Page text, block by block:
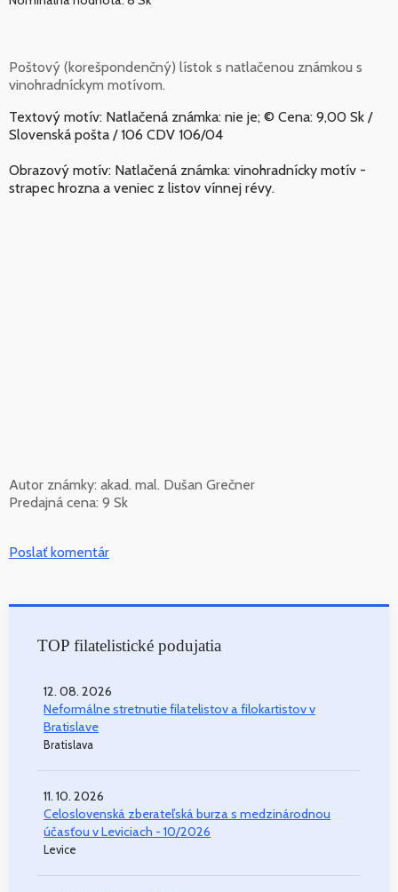
Poštový (korešpondenčný) lístok s natlačenou známkou s
vinohradníckym motívom.
Textový motív: Natlačená známka: nie je; © Cena: 9,00 Sk /
Slovenská pošta / 106 CDV 106/04
Obrazový motív: Natlačená známka: vinohradnícky motív -
strapec hrozna a veniec z listov vínnej révy.
Autor známky: akad. mal. Dušan Grečner
Predajná cena: 9 Sk
Poslať komentár
TOP filatelistické podujatia
12. 08. 2026
Neformálne stretnutie filatelistov a filokartistov v
Bratislave
Bratislava
11. 10. 2026
Celoslovenská zberateľská burza s medzinárodnou
účasťou v Leviciach - 10/2026
Levice